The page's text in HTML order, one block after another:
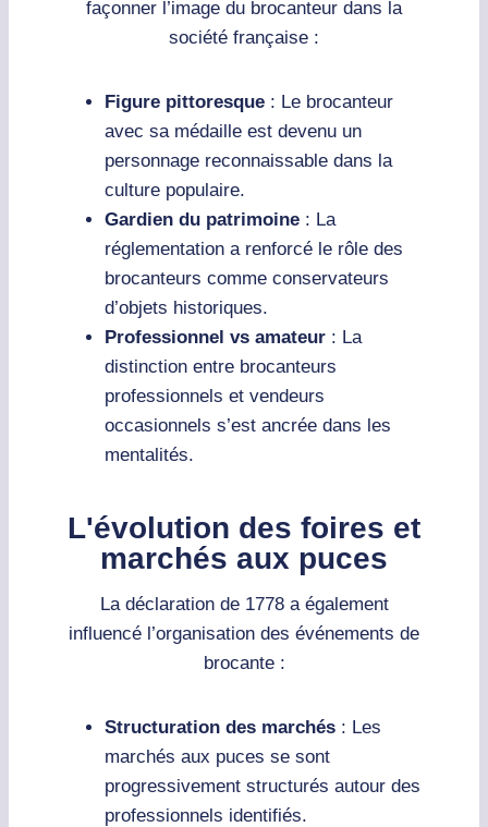
façonner l’image du brocanteur dans la
société française :
Figure pittoresque : Le brocanteur
avec sa médaille est devenu un
personnage reconnaissable dans la
culture populaire.
Gardien du patrimoine : La
réglementation a renforcé le rôle des
brocanteurs comme conservateurs
d’objets historiques.
Professionnel vs amateur : La
distinction entre brocanteurs
professionnels et vendeurs
occasionnels s’est ancrée dans les
mentalités.
L'évolution des foires et
marchés aux puces
La déclaration de 1778 a également
influencé l’organisation des événements de
brocante :
Structuration des marchés : Les
marchés aux puces se sont
progressivement structurés autour des
professionnels identifiés.